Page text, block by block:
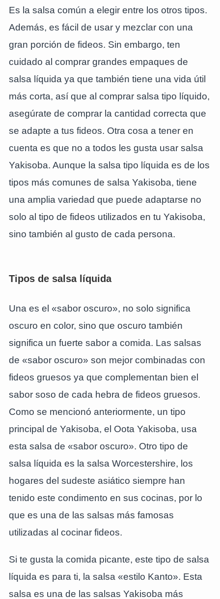
Es la salsa común a elegir entre los otros tipos.
Además, es fácil de usar y mezclar con una
gran porción de fideos. Sin embargo, ten
cuidado al comprar grandes empaques de
salsa líquida ya que también tiene una vida útil
más corta, así que al comprar salsa tipo líquido,
asegúrate de comprar la cantidad correcta que
se adapte a tus fideos. Otra cosa a tener en
cuenta es que no a todos les gusta usar salsa
Yakisoba. Aunque la salsa tipo líquida es de los
tipos más comunes de salsa Yakisoba, tiene
una amplia variedad que puede adaptarse no
solo al tipo de fideos utilizados en tu Yakisoba,
sino también al gusto de cada persona.
Tipos de salsa líquida
Una es el «sabor oscuro», no solo significa
oscuro en color, sino que oscuro también
significa un fuerte sabor a comida. Las salsas
de «sabor oscuro» son mejor combinadas con
fideos gruesos ya que complementan bien el
sabor soso de cada hebra de fideos gruesos.
Como se mencionó anteriormente, un tipo
principal de Yakisoba, el Oota Yakisoba, usa
esta salsa de «sabor oscuro». Otro tipo de
salsa líquida es la salsa Worcestershire, los
hogares del sudeste asiático siempre han
tenido este condimento en sus cocinas, por lo
que es una de las salsas más famosas
utilizadas al cocinar fideos.
Si te gusta la comida picante, este tipo de salsa
líquida es para ti, la salsa «estilo Kanto». Esta
salsa es una de las salsas Yakisoba más